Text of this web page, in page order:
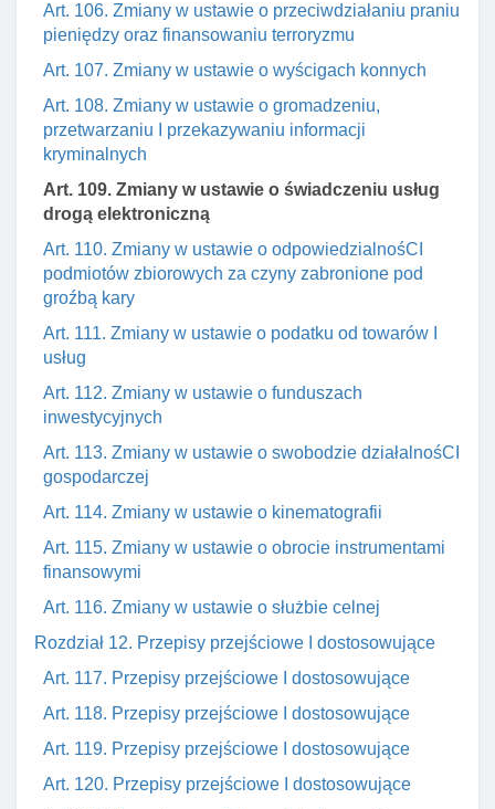
Art. 106. Zmiany w ustawie o przeciwdziałaniu praniu
pieniędzy oraz finansowaniu terroryzmu
Art. 107. Zmiany w ustawie o wyścigach konnych
Art. 108. Zmiany w ustawie o gromadzeniu,
przetwarzaniu I przekazywaniu informacji
kryminalnych
Art. 109. Zmiany w ustawie o świadczeniu usług
drogą elektroniczną
Art. 110. Zmiany w ustawie o odpowiedzialnośCI
podmiotów zbiorowych za czyny zabronione pod
groźbą kary
Art. 111. Zmiany w ustawie o podatku od towarów I
usług
Art. 112. Zmiany w ustawie o funduszach
inwestycyjnych
Art. 113. Zmiany w ustawie o swobodzie działalnośCI
gospodarczej
Art. 114. Zmiany w ustawie o kinematografii
Art. 115. Zmiany w ustawie o obrocie instrumentami
finansowymi
Art. 116. Zmiany w ustawie o służbie celnej
Rozdział 12. Przepisy przejściowe I dostosowujące
Art. 117. Przepisy przejściowe I dostosowujące
Art. 118. Przepisy przejściowe I dostosowujące
Art. 119. Przepisy przejściowe I dostosowujące
Art. 120. Przepisy przejściowe I dostosowujące